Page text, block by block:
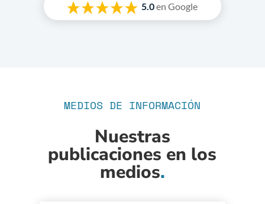
5.0en Google
MEDIOS DE INFORMACIÓN
Nuestras
publicaciones en los
medios.